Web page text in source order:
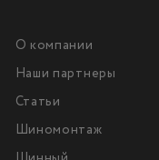
О компании
Наши партнеры
Статьи
Шиномонтаж